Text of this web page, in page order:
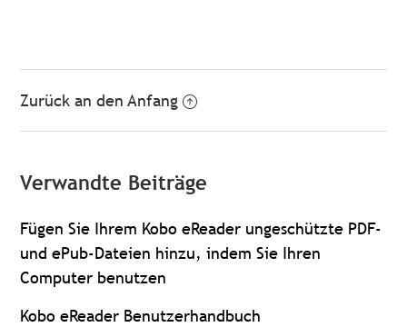
Zurück an den Anfang
Verwandte Beiträge
Fügen Sie Ihrem Kobo eReader ungeschützte PDF-
und ePub-Dateien hinzu, indem Sie Ihren
Computer benutzen
Kobo eReader Benutzerhandbuch